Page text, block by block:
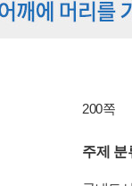
200쪽
주제 분